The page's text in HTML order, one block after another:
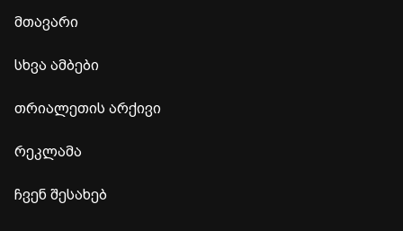
მთავარი
სხვა ამბები
თრიალეთის არქივი
რეკლამა
ჩვენ შესახებ